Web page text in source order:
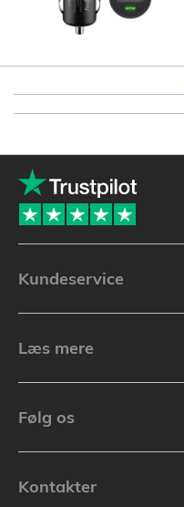
Kundeservice
Læs mere
Følg os
Kontakter